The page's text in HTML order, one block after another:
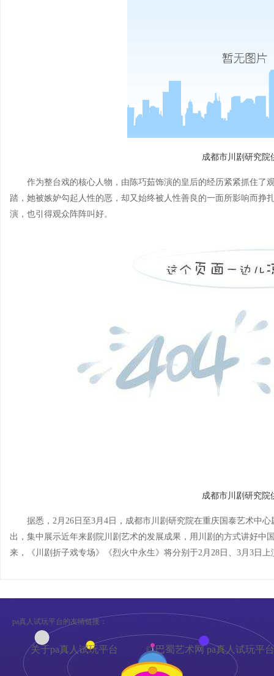
成都市川剧研究院
作为整台戏的核心人物，由陈巧茹饰演的皇后的经历紧紧抓住了
踏，她被嫉妒勾起人性的恶，却又始终被人性善良的一面所影响而挣
演，也引得观众阵阵叫好。
成都市川剧研究院
据悉，2月26日至3月4日，成都市川剧研究院在重庆国泰艺术中
出，集中展示近年来剧院川剧艺术的发展成果，用川剧的方式讲好中
来，《川剧折子戏专场》《烈火中永生》将分别于2月28日、3月3日上
pa真人试玩平台的友情链接：
关于pa真人试玩平台 © 巴蜀艺术网 pa真人试玩平